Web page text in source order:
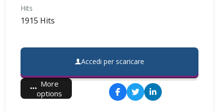
Hits
1915 Hits
Accedi per scaricare
More
options